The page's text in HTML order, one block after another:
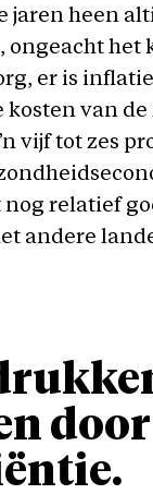
jaren heen
ongeacht het
er is
kosten van
vijf tot zes
nog relatief
andere
door